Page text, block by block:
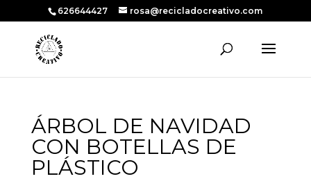
626644427 rosa@recicladocreativo.com
ÁRBOL DE NAVIDAD
CON BOTELLAS DE
PLÁSTICO